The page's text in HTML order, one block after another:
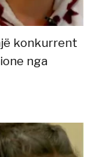
konkurrent
nga